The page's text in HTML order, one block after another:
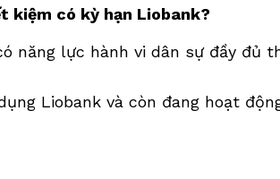
kiệm có kỳ hạn Liobank?
năng lực hành vi dân sự đầy đủ
Liobank và còn đang hoạt